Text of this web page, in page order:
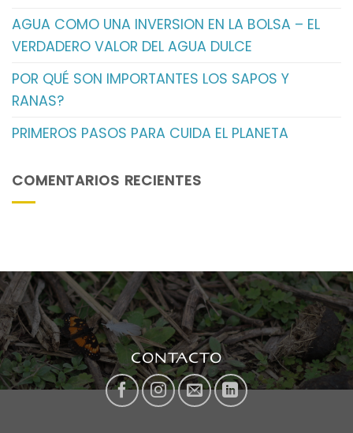
AGUA COMO UNA INVERSION EN LA BOLSA – EL
VERDADERO VALOR DEL AGUA DULCE
POR QUÉ SON IMPORTANTES LOS SAPOS Y
RANAS?
PRIMEROS PASOS PARA CUIDA EL PLANETA
COMENTARIOS RECIENTES
CONTACTO